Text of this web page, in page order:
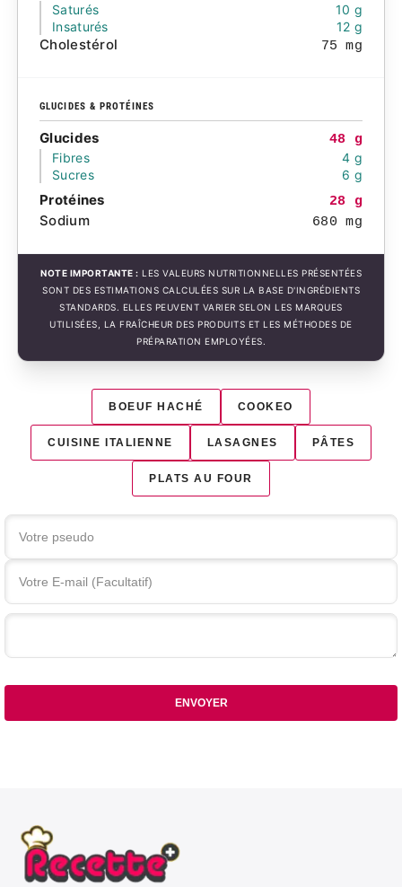
Saturés
10 g
Insaturés
12 g
Cholestérol 75 mg
GLUCIDES & PROTÉINES
Glucides
48 g
Fibres
4 g
Sucres
6 g
Protéines 28 g
Sodium 680 mg
NOTE IMPORTANTE : LES VALEURS NUTRITIONNELLES PRÉSENTÉES
SONT DES ESTIMATIONS CALCULÉES SUR LA BASE D'INGRÉDIENTS
STANDARDS. ELLES PEUVENT VARIER SELON LES MARQUES
UTILISÉES, LA FRAÎCHEUR DES PRODUITS ET LES MÉTHODES DE
PRÉPARATION EMPLOYÉES.
BOEUF HACHÉ COOKEO
CUISINE ITALIENNE LASAGNES PÂTES
PLATS AU FOUR
Votre commentaire
ENVOYER